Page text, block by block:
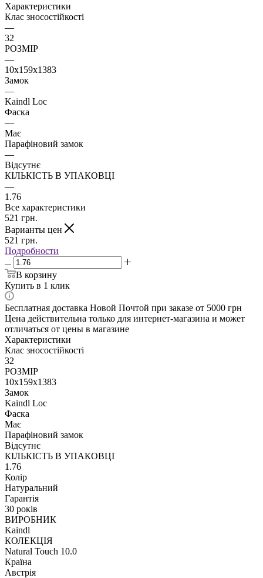
Характеристики
Клас зносостійкості
—
32
РОЗМІР
—
10x159x1383
Замок
—
Kaindl Loc
Фаска
—
Має
Парафіновий замок
—
Відсутнє
КІЛЬКІСТЬ В УПАКОВЦІ
—
1.76
Все характеристики
521 грн.
Варианты цен
521 грн.
Подробности
В корзину
Купить в 1 клик
Бесплатная доставка Новой Почтой при заказе от 5000 грн
Цена действительна только для интернет-магазина и может
отличаться от цены в магазине
Характеристики
Клас зносостійкості
32
РОЗМІР
10x159x1383
Замок
Kaindl Loc
Фаска
Має
Парафіновий замок
Відсутнє
КІЛЬКІСТЬ В УПАКОВЦІ
1.76
Колір
Натуральний
Гарантія
30 років
ВИРОБНИК
Kaindl
КОЛЕКЦІЯ
Natural Touch 10.0
Країна
Австрія